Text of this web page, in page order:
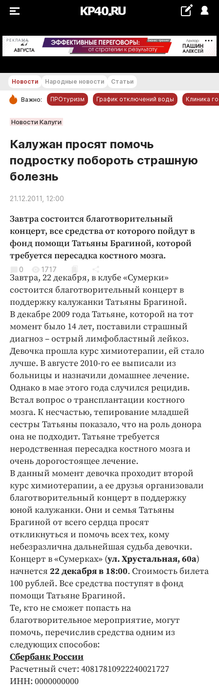
РЕКЛАМА +20...+21 °С
РУБРИКИ
Новости компаний
Статьи
Народные новости
Авто и транспорт
Криминал
Культура
Недвижимость и ЖКХ
Образование
Общество
Погода
Праздники
Происшествия
Спорт
Экономика и бизнес
ПРОЕКТЫ
Блоги
Издания
Медиаперсона
Интересное чтиво
Клиника года
Бренд года
Работодатель года
Новости Народные новости Статьи
Важно: ПРОтуризм График отключений воды Клиника
Новости Калуги
Калужан просят помочь
подростку побороть страшную
болезнь
21.12.2011, 12:00
Завтра состоится благотворительный
концерт, все средства от которого пойдут в
фонд помощи Татьяны Брагиной, которой
требуется пересадка костного мозга.
0 1717
Завтра, 22 декабря, в клубе «Сумерки»
состоится благотворительный концерт в
поддержку калужанки Татьяны Брагиной.
В декабре 2009 года Татьяне, которой на тот
момент было 14 лет, поставили страшный
диагноз – острый лимфобластный лейкоз.
Девочка прошла курс химиотерапии, ей стало
лучше. В августе 2010-го ее выписали из
больницы и назначили домашнее лечение.
Однако в мае этого года случился рецидив.
Встал вопрос о трансплантации костного
мозга. К несчастью, тепирование младшей
сестры Татьяны показало, что на роль донора
она не подходит. Татьяне требуется
неродственная пересадка костного мозга и
очень дорогостоящее лечение.
В данный момент девочка проходит второй
курс химиотерапии, а ее друзья организовали
благотворительный концерт в поддержку
юной калужанки. Они и семья Татьяны
Брагиной от всего сердца просят
откликнуться и помочь всех тех, кому
небезразлична дальнейшая судьба девочки.
Концерт в «Сумерках» (ул. Хрустальная, 60а)
начнется 22 декабря в 18:00. Стоимость билета
100 рублей. Все средства поступят в фонд
помощи Татьяне Брагиной.
Те, кто не сможет попасть на
благотворительное мероприятие, могут
помочь, перечислив средства одним из
следующих способов:
Сбербанк России
Расчетный счет: 40817810922240021727
ИНН: 0000000000